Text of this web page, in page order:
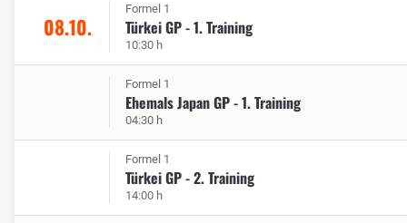
08.10.
Formel 1
Türkei GP - 1. Training
10:30 h
Formel 1
Ehemals Japan GP - 1. Training
04:30 h
Formel 1
Türkei GP - 2. Training
14:00 h